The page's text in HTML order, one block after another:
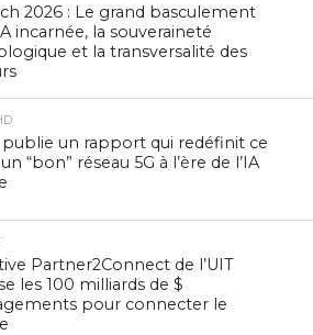
2026 : Le grand basculement
incarnée, la souveraineté
et la transversalité des
un rapport qui redéfinit ce
“bon” réseau 5G à l’ère de l’IA
Partner2Connect de l’UIT
les 100 milliards de $
pour connecter le